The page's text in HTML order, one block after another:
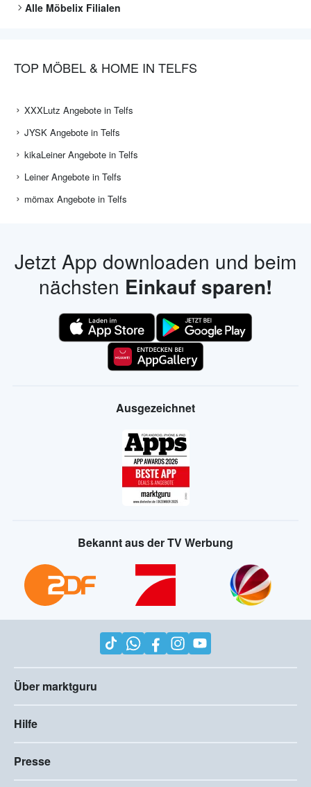
Alle Möbelix Filialen
TOP MÖBEL & HOME IN TELFS
XXXLutz Angebote in Telfs
JYSK Angebote in Telfs
kikaLeiner Angebote in Telfs
Leiner Angebote in Telfs
mömax Angebote in Telfs
Jetzt App downloaden und beim
nächsten Einkauf sparen!
Ausgezeichnet
Bekannt aus der TV Werbung
Über marktguru
Hilfe
Presse